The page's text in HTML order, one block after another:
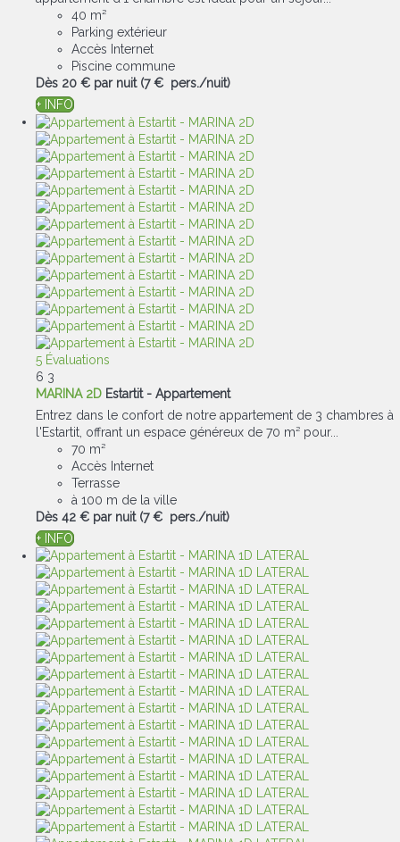
40 m²
Parking extérieur
Accès Internet
Piscine commune
Dès 20 € par nuit (7 € pers./nuit)
+ INFO
5 Évaluations
6 3
MARINA 2D Estartit - Appartement
Entrez dans le confort de notre appartement de 3 chambres à
l'Estartit, offrant un espace généreux de 70 m² pour...
70 m²
Accès Internet
Terrasse
à 100 m de la ville
Dès 42 € par nuit (7 € pers./nuit)
+ INFO